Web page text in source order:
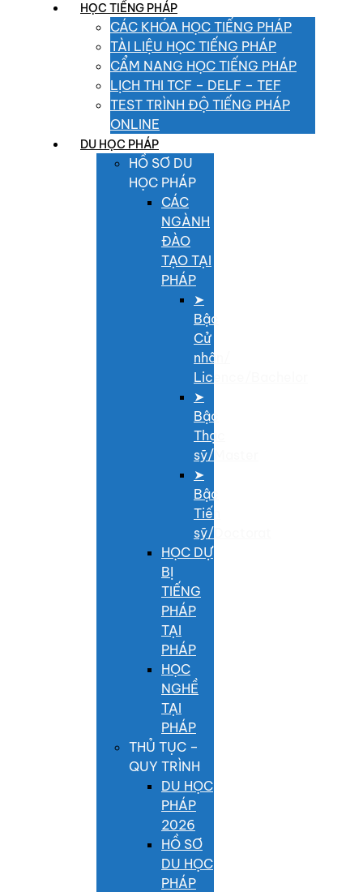
HỌC TIẾNG PHÁP
CÁC KHÓA HỌC TIẾNG PHÁP
TÀI LIỆU HỌC TIẾNG PHÁP
CẨM NANG HỌC TIẾNG PHÁP
LỊCH THI TCF – DELF – TEF
TEST TRÌNH ĐỘ TIẾNG PHÁP
ONLINE
DU HỌC PHÁP
HỒ SƠ DU
HỌC PHÁP
CÁC
NGÀNH
ĐÀO
TẠO TẠI
PHÁP
➤
Bậc
Cử
nhân/
Licence/Bachelor
➤
Bậc
Thạc
sỹ/Master
➤
Bậc
Tiến
sỹ/Doctorat
HỌC DỰ
BỊ
TIẾNG
PHÁP
TẠI
PHÁP
HỌC
NGHỀ
TẠI
PHÁP
THỦ TỤC –
QUY TRÌNH
DU HỌC
PHÁP
2026
HỒ SƠ
DU HỌC
PHÁP